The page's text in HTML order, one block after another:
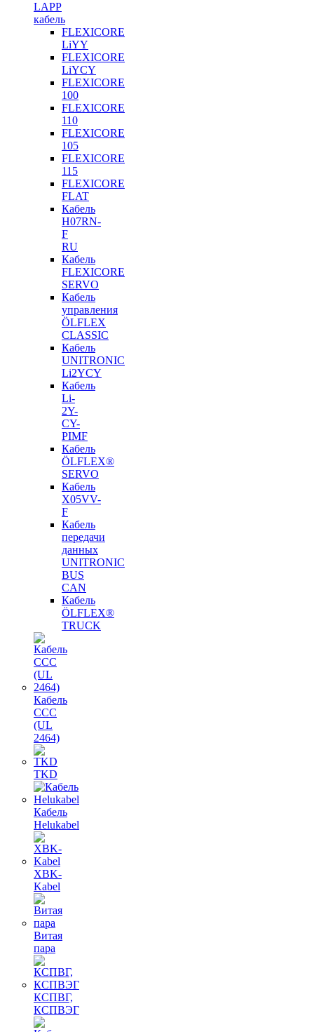
LAPP
кабель
FLEXICORE
LiYY
FLEXICORE
LiYCY
FLEXICORE
100
FLEXICORE
110
FLEXICORE
105
FLEXICORE
115
FLEXICORE
FLAT
Кабель
H07RN-
F
RU
Кабель
FLEXICORE
SERVO
Кабель
управления
ÖLFLEX
CLASSIC
Кабель
UNITRONIC
Li2YCY
Кабель
Li-
2Y-
CY-
PIMF
Кабель
ÖLFLEX®
SERVO
Кабель
X05VV-
F
Кабель
передачи
данных
UNITRONIC
BUS
CAN
Кабель
ÖLFLEX®
TRUCK
Кабель
CCC
(UL
2464)
TKD
Кабель
Helukabel
XBK-
Kabel
Витая
пара
КСПВГ,
КСПВЭГ